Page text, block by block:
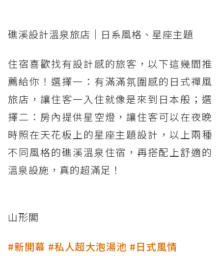
礁溪設計溫泉旅店｜日系風格、星座主題
住宿喜歡找有設計感的旅客，以下這幾間推
薦給你！選擇一：有滿滿氛圍感的日式禪風
旅店，讓住客一入住就像是來到日本般；選
擇二：房內提供星空燈，讓住客可以在夜晚
時照在天花板上的星座主題設計，以上兩種
不同風格的礁溪溫泉住宿，再搭配上舒適的
溫泉設施，真的超滿足！
山形閣
#新開幕 #私人超大泡湯池 #日式風情